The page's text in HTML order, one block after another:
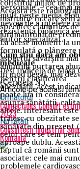
constitui mijloc de
Aceasta este
instituție în care șefii
specifice clanurilor
jurământului de
La acest moment la
formulată o plângere
aspectul săvârșirii
amintim purtarea
în mod ilegal, mai
(Cerasela N.).
Articole pe aceiasi
Urmatorul
Connections Consult
2023
Nu ratati
Consultech Industrial
Romania
personale” – cea mai
mult peste media
nevoia de a înțelege
rezistență biologică
ajutor specializat.
Cum știu dacă am
medicale
Deși Indicele de
pentru clasificarea
obezității, acest
poate lua în
asupra sănătății,
altele. Interesant
trăiesc cu obezitate
sănătate din prezent
celor care se tem
aproape dublu.
faptul că românii
asociate: cele mai
problemele